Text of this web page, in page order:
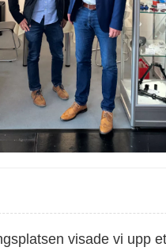
visade vi upp